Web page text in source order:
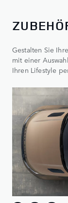
Gestalten Sie
mit einer
Ihren Lifestyle